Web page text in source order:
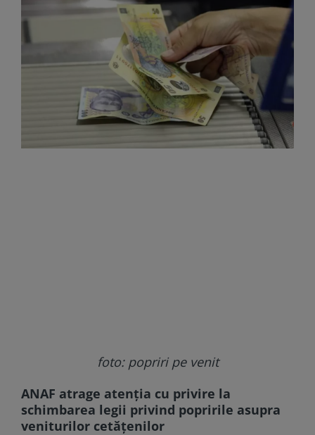
foto: popriri pe venit
ANAF atrage atenția cu privire la
schimbarea legii privind popririle asupra
veniturilor cetățenilor